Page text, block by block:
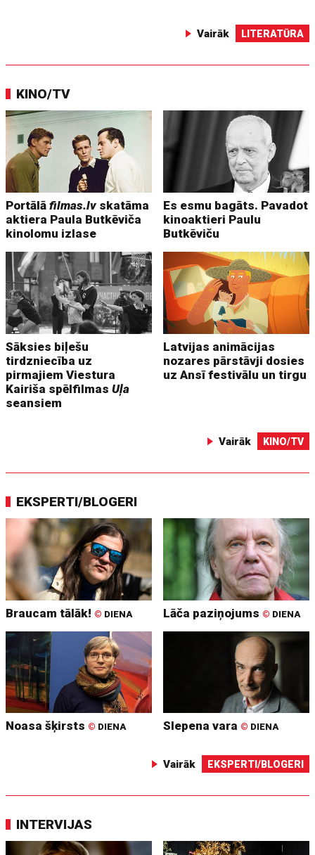
Vairāk LITERATŪRA
KINO/TV
Portālāfilmas.lv skatāma
aktiera Paula Butkēviča
kinolomu izlase
Es esmu bagāts. Pavadot
kinoaktieri Paulu
Butkēviču
Sāksies biļešu
tirdzniecība uz
pirmajiem Viestura
Kairiša spēlfilmasUļa
seansiem
Latvijas animācijas
nozares pārstāvji dosies
uz Ansī festivālu un tirgu
Vairāk KINO/TV
EKSPERTI/BLOGERI
Braucam tālāk! © DIENA Lāča paziņojums © DIENA
Noasa šķirsts © DIENA Slepena vara © DIENA
Vairāk EKSPERTI/BLOGERI
INTERVIJAS